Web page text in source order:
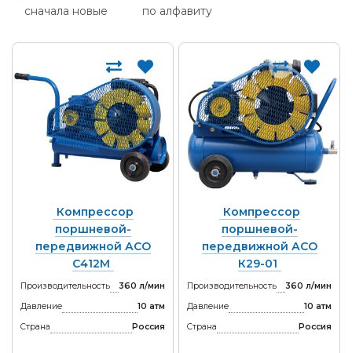
сначала новые
по алфавиту
Компрессор
поршневой-
передвижной АСО
С412М
Производительность
360 л/мин
Давление
10 атм
Страна
Россия
Компрессор
поршневой-
передвижной АСО
К29-01
Производительность
360 л/мин
Давление
10 атм
Страна
Россия